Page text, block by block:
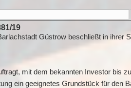
19
Güstrow beschließt in ihrer
mit dem bekannten Investor bis
ein geeignetes Grundstück für den